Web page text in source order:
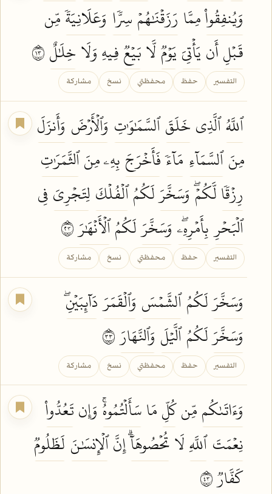
وَيُنفِقُواْمِمَّا رَزَقۡنَٰهُمۡ سِرّٗا وَعَلَانِيَةٗمِّن
قَبۡلِأَن يَأۡتِيَ يَوۡمٞلَّابَيۡعٞفِيهِ وَلَاخِلَٰلٌ
التفسير حفظ محفظتي نسخ مشاركة
ٱللَّهُٱلَّذِيخَلَقَٱلسَّمَٰوَٰتِ وَٱلۡأَرۡضَ وَأَنزَلَ
مِنَٱلسَّمَآءِ مَآءٗفَأَخۡرَجَ بِهِۦ مِنَٱلثَّمَرَٰتِ
رِزۡقٗالَّكُمۡۖوَسَخَّرَلَكُمُٱلۡفُلۡكَ لِتَجۡرِيَفِي
ٱلۡبَحۡرِ بِأَمۡرِهِۦۖ وَسَخَّرَلَكُمُٱلۡأَنۡهَٰرَ٣٢
التفسير حفظ محفظتي نسخ مشاركة
وَسَخَّرَلَكُمُٱلشَّمۡسَ وَٱلۡقَمَرَدَآئِبَيۡنِۖ
وَسَخَّرَلَكُمُٱلَّيۡلَ وَٱلنَّهَارَ٣٣
التفسير حفظ محفظتي نسخ مشاركة
وَءَاتَىٰكُممِّنكُلِّمَاسَأَلۡتُمُوهُۚ وَإِنتَعُدُّواْ
نِعۡمَتَٱللَّهِلَاتُحۡصُوهَآۗإِنَّٱلۡإِنسَٰنَ لَظَلُومٞ
كَفَّارٞ